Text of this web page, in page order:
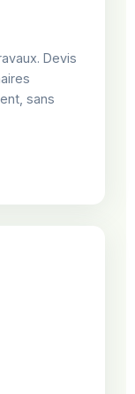
Devis
sans